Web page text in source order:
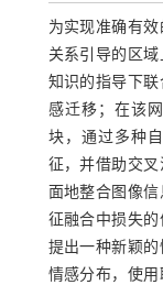
为实现准确有
关系引导的区
知识的指导下
感迁移；在该
块，通过多种
征，并借助交
面地整合图像
征融合中损失的
提出一种新颖
情感分布，使用